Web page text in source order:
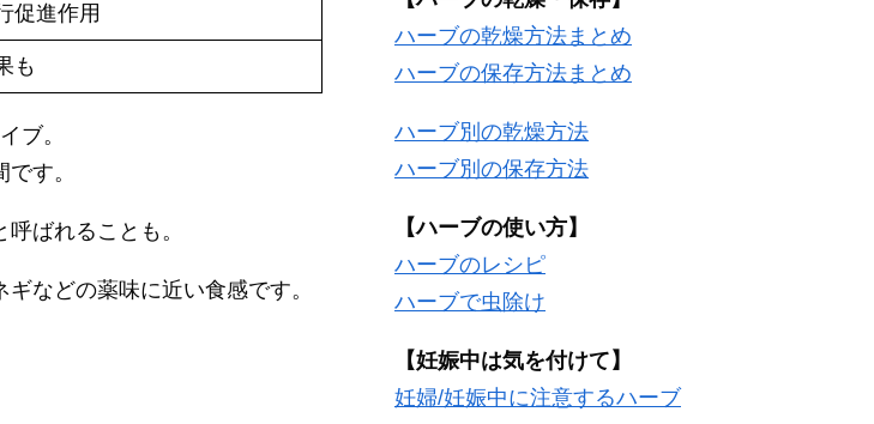
促進作用
も
ブ。
す。
呼ばれることも。
などの薬味に近い食感です。
ハーブの乾燥方法まとめ
ハーブの保存方法まとめ
ハーブ別の乾燥方法
ハーブ別の保存方法
【ハーブの使い方】
ハーブのレシピ
ハーブで虫除け
【妊娠中は気を付けて】
妊婦/妊娠中に注意するハーブ